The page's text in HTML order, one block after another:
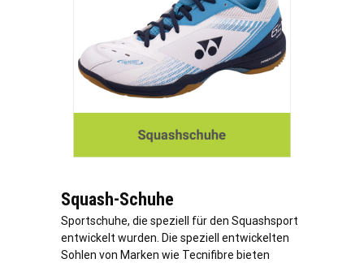
Squash-Schuhe
Sportschuhe, die speziell für den Squashsport
entwickelt wurden. Die speziell entwickelten
Sohlen von Marken wie Tecnifibre bieten